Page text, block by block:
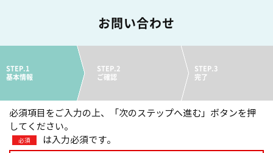
お問い合わせ
STEP.1
基本情報
STEP.2
ご確認
STEP.3
完了
必須項目をご入力の上、「次のステップへ進む」ボタンを押
してください。
必須 は入力必須です。